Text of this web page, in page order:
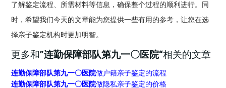
了解鉴定流程、所需材料等信息，确保整个过程的顺利进行。同
时，希望我们今天的文章能为您提供一些有用的参考，让您在选
择亲子鉴定机构时更加明智。
更多和”连勤保障部队第九一〇医院“相关的文章
连勤保障部队第九一〇医院做户籍亲子鉴定的流程
连勤保障部队第九一〇医院做隐私亲子鉴定的价格